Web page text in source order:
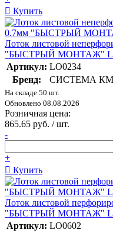
Купить
Лоток листовой
"БЫСТРЫЙ МОНТАЖ"
Артикул: LO0234
Бренд:
СИСТЕМА КМ
На складе 50 шт.
Обновлено 08.08.2026
Розничная цена:
865.65 руб. / шт.
-
+
Купить
Лоток листовой
"БЫСТРЫЙ МОНТАЖ"
Артикул: LO0602